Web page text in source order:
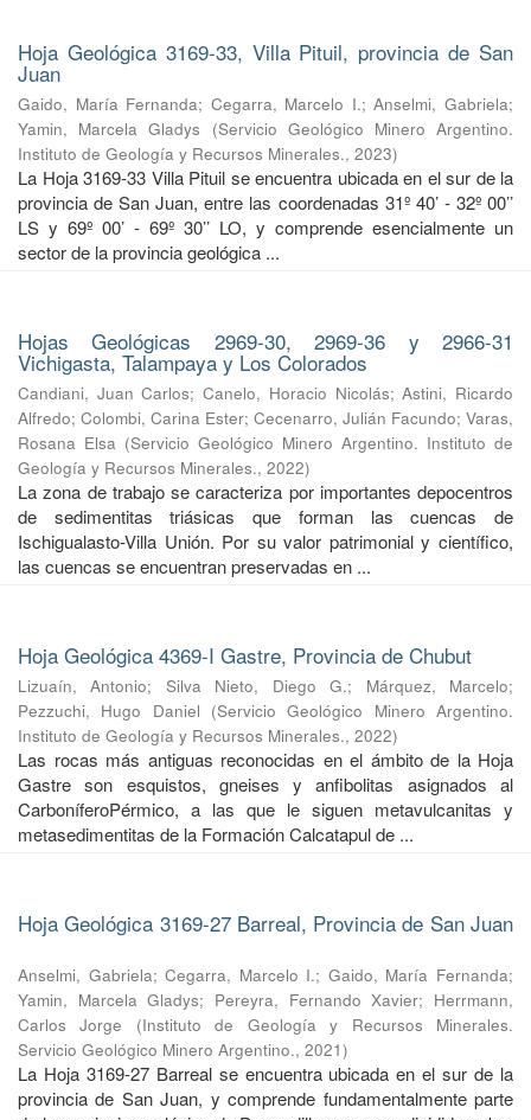
Hoja Geológica 3169-33, Villa Pituil, provincia de San
Juan
Gaido, María Fernanda; Cegarra, Marcelo I.;Anselmi, Gabriela;
Yamin, Marcela Gladys
(Servicio Geológico Minero Argentino.
Instituto de Geología y Recursos Minerales., 2023)
La Hoja 3169-33 Villa Pituil se encuentra ubicada en el sur de la
provincia de San Juan, entre las coordenadas 31º 40’ - 32º 00’’
LS y 69º 00’ - 69º 30’’ LO, y comprende esencialmente un
sector de la provincia geológica ...
Hojas Geológicas 2969-30, 2969-36 y 2966-31
Vichigasta, Talampaya y Los Colorados
Candiani, Juan Carlos;Canelo, Horacio Nicolás;Astini, Ricardo
Alfredo; Colombi, Carina Ester; Cecenarro, Julián Facundo; Varas,
Rosana Elsa (Servicio Geológico Minero Argentino. Instituto de
Geología y Recursos Minerales., 2022)
La zona de trabajo se caracteriza por importantes depocentros
de sedimentitas triásicas que forman las cuencas de
Ischigualasto-Villa Unión. Por su valor patrimonial y cientíﬁco,
las cuencas se encuentran preservadas en ...
Hoja Geológica 4369-I Gastre, Provincia de Chubut
Lizuaín, Antonio; Silva Nieto, Diego G.; Márquez, Marcelo;
Pezzuchi, Hugo Daniel (Servicio Geológico Minero Argentino.
Instituto de Geología y Recursos Minerales., 2022)
Las rocas más antiguas reconocidas en el ámbito de la Hoja
Gastre son esquistos, gneises y anfibolitas asignados al
CarboníferoPérmico, a las que le siguen metavulcanitas y
metasedimentitas de la Formación Calcatapul de ...
Hoja Geológica 3169-27 Barreal, Provincia de San Juan
Anselmi, Gabriela;Cegarra, Marcelo I.; Gaido, María Fernanda;
Yamin, Marcela Gladys; Pereyra, Fernando Xavier; Herrmann,
Carlos Jorge
(Instituto de Geología y Recursos Minerales.
Servicio Geológico Minero Argentino., 2021)
La Hoja 3169-27 Barreal se encuentra ubicada en el sur de la
provincia de San Juan, y comprende fundamentalmente parte